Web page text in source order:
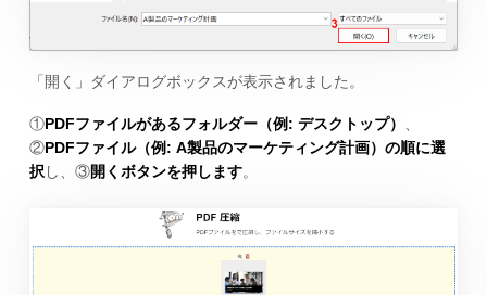
「開く」ダイアログボックスが表示されました。
①PDFファイルがあるフォルダー（例: デスクトップ）
②PDFファイル（例: A製品のマーケティング計画）の順に選
択 し、③開くボタンを押します。